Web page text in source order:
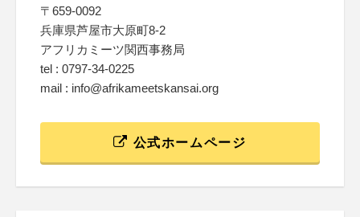
〒659-0092
兵庫県芦屋市大原町8-2
アフリカミーツ関西事務局
tel : 0797-34-0225
mail : info@afrikameetskansai.org
公式ホームページ